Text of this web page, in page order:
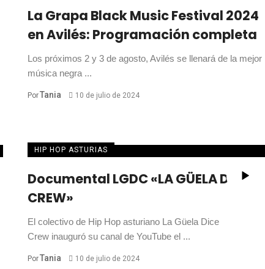
La Grapa Black Music Festival 2024
en Avilés: Programación completa
Los próximos 2 y 3 de agosto, Avilés se llenará de la mejor
música negra ...
PorTania 10 de julio de 2024
HIP HOP ASTURIAS
Documental LGDC «LA GÜELA DICE
CREW»
El colectivo de Hip Hop asturiano La Güela Dice
Crew inauguró su canal de YouTube el ...
PorTania 10 de julio de 2024